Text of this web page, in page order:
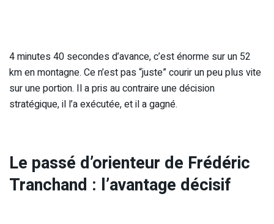
4 minutes 40 secondes d’avance, c’est énorme sur un 52
km en montagne. Ce n’est pas “juste” courir un peu plus vite
sur une portion. Il a pris au contraire une décision
stratégique, il l’a exécutée, et il a gagné.
Le passé d’orienteur de Frédéric
Tranchand : l’avantage décisif